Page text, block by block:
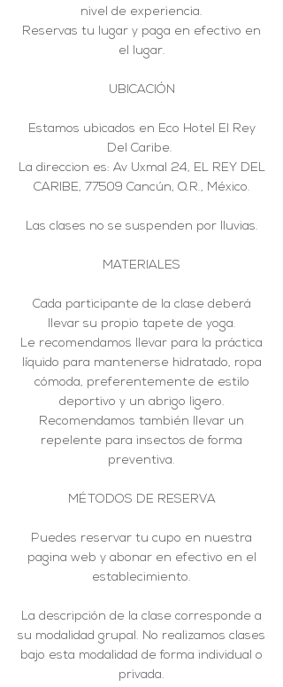
nivel de experiencia.
Reservas tu lugar y paga en efectivo en
el lugar.
UBICACIÓN
Estamos ubicados en Eco Hotel El Rey
Del Caribe.
La direccion es: Av Uxmal 24, EL REY DEL
CARIBE, 77509 Cancún, Q.R., México.
Las clases no se suspenden por lluvias.
MATERIALES
Cada participante de la clase deberá
llevar su propio tapete de yoga.
Le recomendamos llevar para la práctica
líquido para mantenerse hidratado, ropa
cómoda, preferentemente de estilo
deportivo y un abrigo ligero.
Recomendamos también llevar un
repelente para insectos de forma
preventiva.
MÉTODOS DE RESERVA
Puedes reservar tu cupo en nuestra
pagina web y abonar en efectivo en el
establecimiento.
La descripción de la clase corresponde a
su modalidad grupal. No realizamos clases
bajo esta modalidad de forma individual o
privada.